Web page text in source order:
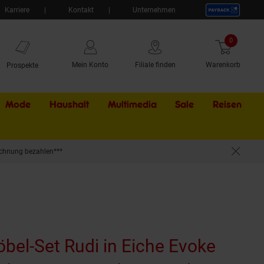
Karriere Kontakt Unternehmen
Prospekte Mein Konto Filiale finden Warenkorb
0 Artikel
Mode Haushalt Multimedia Sale Externer
Reisen
bezahlen***
Set Rudi in Eiche Evoke